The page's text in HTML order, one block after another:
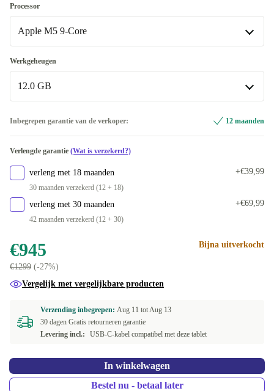
256 GB
512 GB +€381,47
Processor
Apple M5 9-Core
Apple M5 9-Core
Beschikbaar in andere configuraties
Apple M5 10-Core
Werkgeheugen
12.0 GB
Beschikbaar in andere configuraties
Inbegrepen garantie van de verkoper: 12 maanden
Verlengde garantie (Wat is verzekerd?)
verleng met 18 maanden
30 maanden verzekerd (12 + 18)
+€39,99
verleng met 30 maanden
42 maanden verzekerd (12 + 30)
+€69,99
€945
€1299 (-27%)
Bijna uitverkocht
Vergelijk met vergelijkbare producten
Verzending inbegrepen: Aug 11 totAug 13
30 dagen Gratis retourneren garantie
Levering incl.:
USB-C-kabel compatibel met deze tablet
In winkelwagen
Bestel nu - betaal later